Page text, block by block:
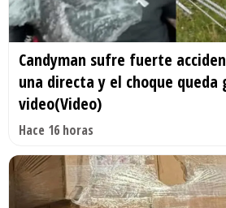
Candyman sufre fuerte
una directa y el choque queda
video(Video)
Hace 16 horas